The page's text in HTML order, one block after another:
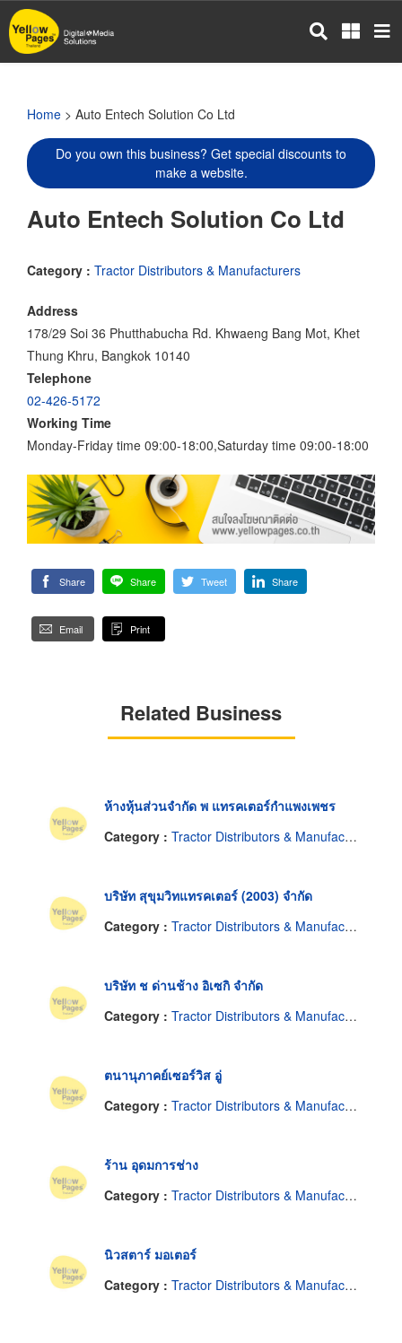
Skip
to
main
Home > Auto Entech Solution Co Ltd
Do you own this business? Get special discounts to
make a website.
Auto Entech Solution Co Ltd
Category : Tractor Distributors & Manufacturers
Address
178/29 Soi 36 Phutthabucha Rd. Khwaeng Bang Mot, Khet
Thung Khru, Bangkok 10140
Telephone
02-426-5172
Working Time
Monday-Friday time 09:00-18:00,Saturday time 09:00-18:00
Share Share Tweet Share
Email Print
Related Business
ห้างหุ้นส่วนจำกัด พ แทรคเตอร์กำแพงเพชร
Category : Tractor Distributors & Manufacturers
บริษัท สุขุมวิทแทรคเตอร์ (2003) จำกัด
Category : Tractor Distributors & Manufacturers
บริษัท ช ด่านช้าง อิเซกิ จำกัด
Category : Tractor Distributors & Manufacturers
ตนานุภาคย์เซอร์วิส อู่
Category : Tractor Distributors & Manufacturers
ร้าน อุดมการช่าง
Category : Tractor Distributors & Manufacturers
นิวสตาร์ มอเตอร์
Category : Tractor Distributors & Manufacturers